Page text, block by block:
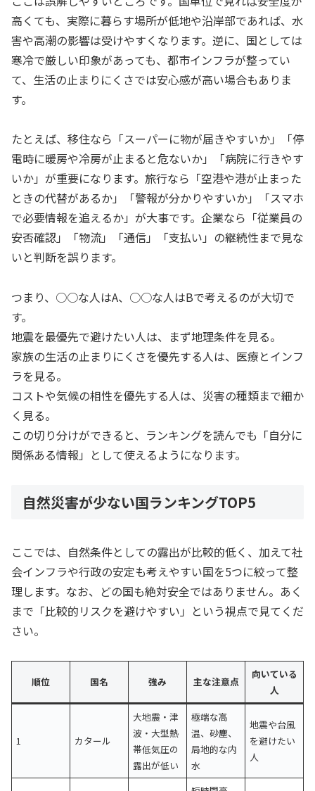
高くても、実際に暮らす場所が低地や沿岸部であれば、水
害や高潮の影響は受けやすくなります。逆に、国としては
寒冷で厳しい印象があっても、都市インフラが整ってい
て、生活の止まりにくさでは安心感が高い場合もありま
す。
たとえば、移住なら「スーパーに物が届きやすいか」「停
電時に暖房や冷房が止まると危ないか」「病院に行きやす
いか」が重要になります。旅行なら「空港や港が止まった
ときの代替があるか」「警報が分かりやすいか」「スマホ
で必要情報を追えるか」が大事です。企業なら「従業員の
安否確認」「物流」「通信」「支払い」の継続性まで見な
いと判断を誤ります。
つまり、○○な人はA、○○な人はBで考えるのが大切で
す。
地震を最優先で避けたい人は、まず地理条件を見る。
家族の生活の止まりにくさを優先する人は、医療とインフ
ラを見る。
コストや気候の相性を優先する人は、災害の種類まで細か
く見る。
この切り分けができると、ランキングを読んでも「自分に
関係ある情報」として使えるようになります。
自然災害が少ない国ランキングTOP5
ここでは、自然条件としての露出が比較的低く、加えて社
会インフラや行政の安定も考えやすい国を5つに絞って整
理します。なお、どの国も絶対安全ではありません。あく
まで「比較的リスクを避けやすい」という視点で見てくだ
さい。
順位 国名 強み 主な注意点
向いている
人
1 カタール
大地震・津
波・大型熱
帯低気圧の
露出が低い
極端な高
温、砂塵、
局地的な内
水
地震や台風
を避けたい
人